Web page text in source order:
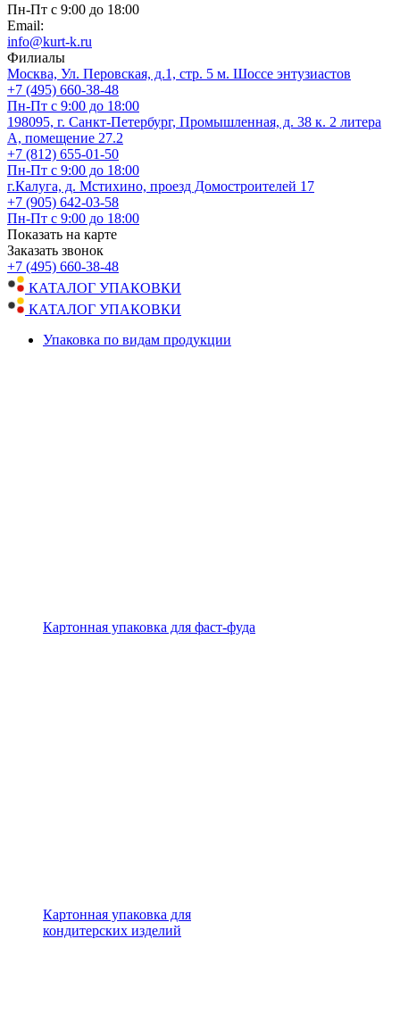
Пн-Пт с 9:00 до 18:00
Email:
info@kurt-k.ru
Филиалы
Москва, Ул. Перовская, д.1, стр. 5 м. Шоссе энтузиастов
+7 (495) 660-38-48
Пн-Пт с 9:00 до 18:00
198095, г. Санкт-Петербург, Промышленная, д. 38 к. 2 литера
А, помещение 27.2
+7 (812) 655-01-50
Пн-Пт с 9:00 до 18:00
г.Калуга, д. Мстихино, проезд Домостроителей 17
+7 (905) 642-03-58
Пн-Пт с 9:00 до 18:00
Показать на карте
Заказать звонок
+7 (495) 660-38-48
КАТАЛОГ УПАКОВКИ
КАТАЛОГ УПАКОВКИ
Упаковка по видам продукции
Картонная упаковка для фаст-фуда
Картонная упаковка для
кондитерских изделий